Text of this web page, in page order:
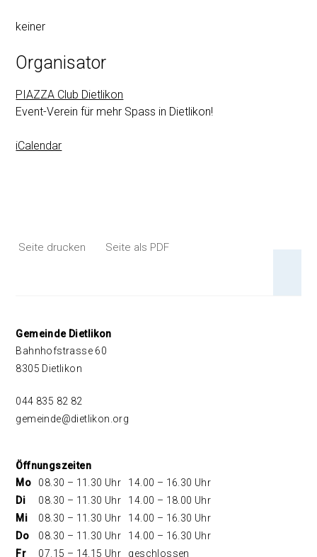
keiner
Organisator
PIAZZA Club Dietlikon
Event-Verein für mehr Spass in Dietlikon!
iCalendar
Seite drucken Seite als PDF
Footer
Gemeinde Dietlikon
Bahnhofstrasse 60
8305 Dietlikon
044 835 82 82
gemeinde@dietlikon.org
Öffnungszeiten
Mo
08.30 – 11.30 Uhr
14.00 – 16.30 Uhr
Di
08.30 – 11.30 Uhr
14.00 – 18.00 Uhr
Mi
08.30 – 11.30 Uhr
14.00 – 16.30 Uhr
Do
08.30 – 11.30 Uhr
14.00 – 16.30 Uhr
Fr
07.15 – 14.15 Uhr geschlossen